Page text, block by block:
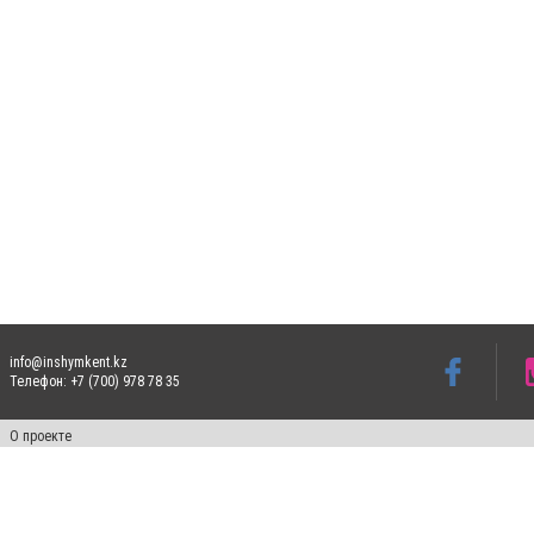
info@inshymkent.kz
Телефон: +7 (700) 978 78 35
О проекте